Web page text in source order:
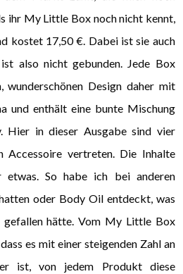
ihr My Little Box noch nicht kennt,
kostet 17,50 €. Dabei ist sie auch
also nicht gebunden. Jede Box
wunderschönen Design daher mit
und enthält eine bunte Mischung
Hier in dieser Ausgabe sind vier
Accessoire vertreten. Die Inhalte
etwas. So habe ich bei anderen
oder Body Oil entdeckt, was
gefallen hätte. Vom My Little Box
es mit einer steigenden Zahl an
ist, von jedem Produkt diese